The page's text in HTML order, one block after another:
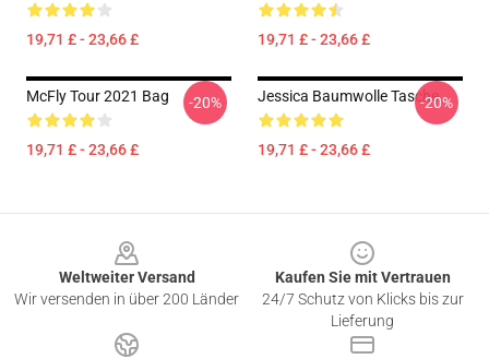
19,71 £ - 23,66 £ 19,71 £ - 23,66 £
McFly Tour 2021 Bag
19,71 £ - 23,66 £
-20% Jessica Baumwolle Tasche
19,71 £ - 23,66 £
-20%
Weltweiter Versand
Wir versenden in über 200 Länder
Kaufen Sie mit Vertrauen
24/7 Schutz von Klicks bis zur
Lieferung